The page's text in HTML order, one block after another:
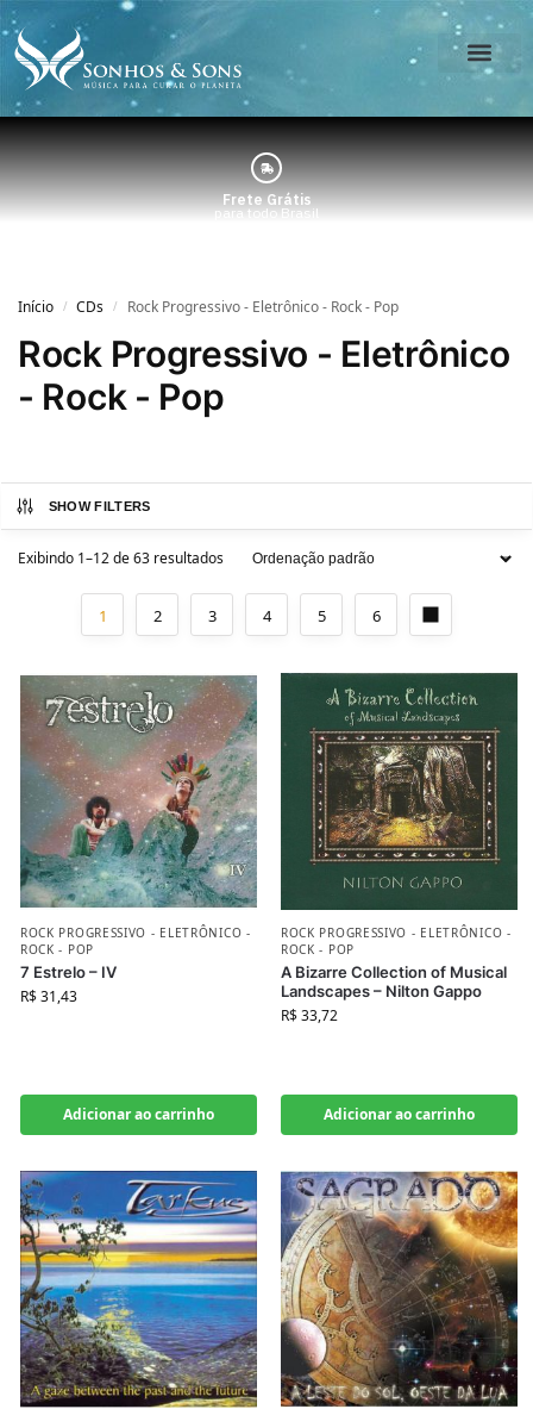
Frete Grátis
para todo Brasil
Início / CDs / Rock Progressivo - Eletrônico - Rock - Pop
Rock Progressivo - Eletrônico
- Rock - Pop
SHOW FILTERS
Exibindo 1–12 de 63 resultados
1 2 3 4 5 6
ROCK PROGRESSIVO - ELETRÔNICO -
ROCK - POP
7 Estrelo – IV
R$31,43
Adicionar ao carrinho
ROCK PROGRESSIVO - ELETRÔNICO -
ROCK - POP
A Bizarre Collection of Musical
Landscapes – Nilton Gappo
R$33,72
Adicionar ao carrinho